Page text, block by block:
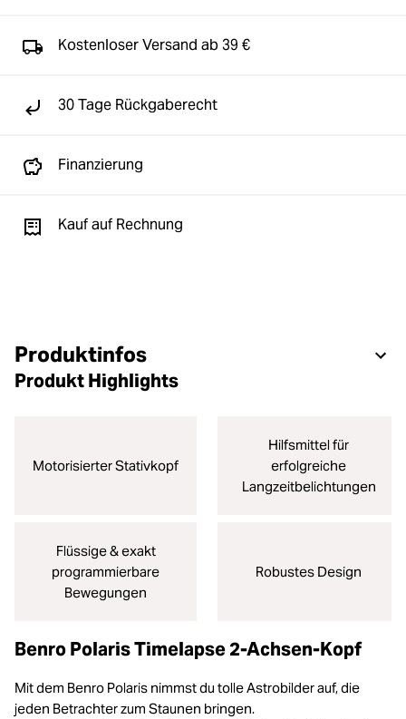
Kostenloser Versand ab 39 €
30 Tage Rückgaberecht
Finanzierung
Kauf auf Rechnung
Produktinfos
Produkt Highlights
Motorisierter Stativkopf
Hilfsmittel für
erfolgreiche
Langzeitbelichtungen
Flüssige & exakt
programmierbare
Bewegungen
Robustes Design
Benro Polaris Timelapse 2-Achsen-Kopf
Mit dem Benro Polaris nimmst du tolle Astrobilder auf, die
jeden Betrachter zum Staunen bringen.